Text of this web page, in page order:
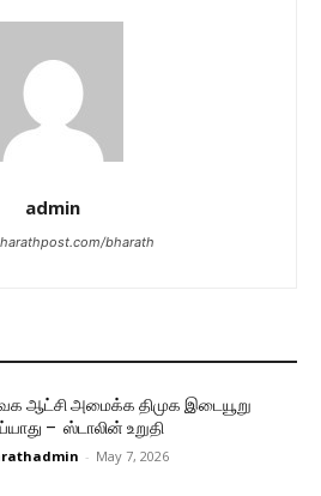
admin
bharath
ஆட்சி அமைக்க திமுக இடையூறு
– ஸ்டாலின் உறுதி
- May 7, 2026